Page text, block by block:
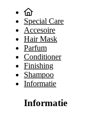
Special Care
Accesoire
Hair Mask
Parfum
Conditioner
Finishing
Shampoo
Informatie
Informatie